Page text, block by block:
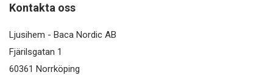
Kontakta oss
Ljusihem - Baca Nordic AB
Fjärilsgatan 1
60361 Norrköping